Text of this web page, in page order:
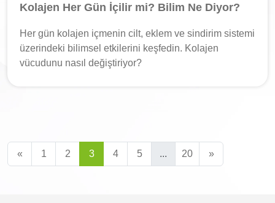
Kolajen Her Gün İçilir mi? Bilim Ne Diyor?
Her gün kolajen içmenin cilt, eklem ve sindirim sistemi
üzerindeki bilimsel etkilerini keşfedin. Kolajen
vücudunu nasıl değiştiriyor?
« 1 2 3 4 5 ... 20 »